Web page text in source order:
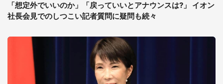
「想定外でいいのか」「戻っていいとアナウンスは?」 イオン
社長会見でのしつこい記者質問に疑問も続々